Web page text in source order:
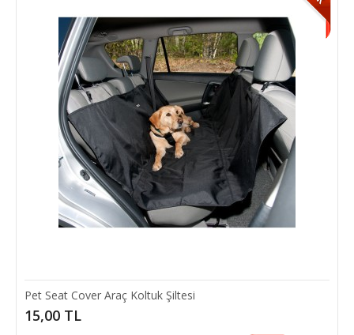
Add to compare
Add to wishlist
Pet Seat Cover Araç Koltuk Şiltesi
15,00 TL